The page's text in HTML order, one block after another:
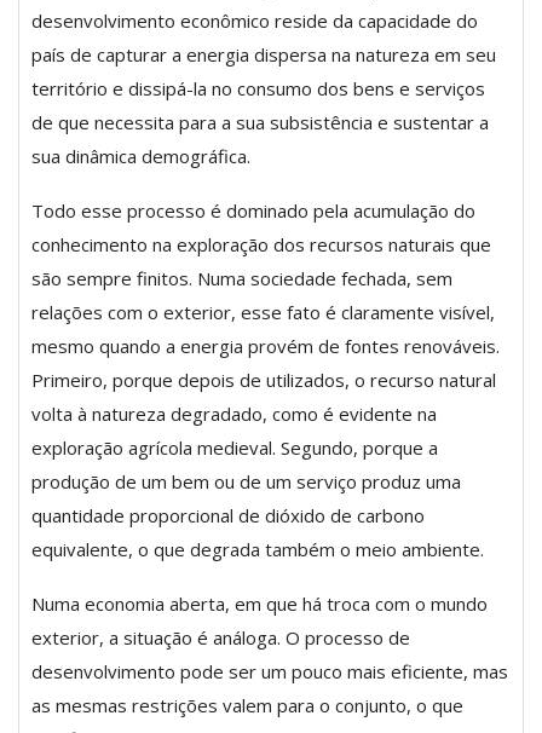
desenvolvimento econômico reside da capacidade do
país de capturar a energia dispersa na natureza em seu
território e dissipá-la no consumo dos bens e serviços
de que necessita para a sua subsistência e sustentar a
sua dinâmica demográfica.
Todo esse processo é dominado pela acumulação do
conhecimento na exploração dos recursos naturais que
são sempre finitos. Numa sociedade fechada, sem
relações com o exterior, esse fato é claramente visível,
mesmo quando a energia provém de fontes renováveis.
Primeiro, porque depois de utilizados, o recurso natural
volta à natureza degradado, como é evidente na
exploração agrícola medieval. Segundo, porque a
produção de um bem ou de um serviço produz uma
quantidade proporcional de dióxido de carbono
equivalente, o que degrada também o meio ambiente.
Numa economia aberta, em que há troca com o mundo
exterior, a situação é análoga. O processo de
desenvolvimento pode ser um pouco mais eficiente, mas
as mesmas restrições valem para o conjunto, o que